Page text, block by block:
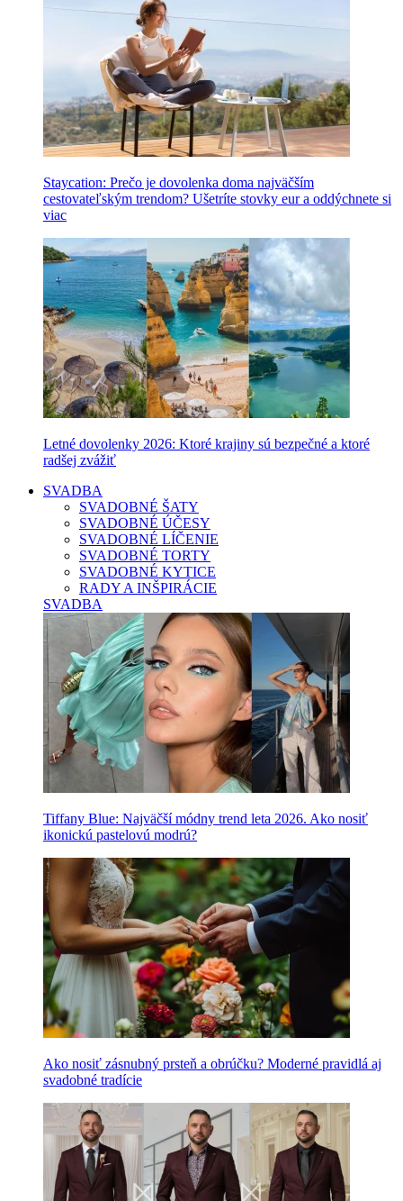
Staycation: Prečo je dovolenka doma najväčším
cestovateľským trendom? Ušetríte stovky eur a oddýchnete si
viac
Letné dovolenky 2026: Ktoré krajiny sú bezpečné a ktoré
radšej zvážiť
SVADBA
SVADOBNÉ ŠATY
SVADOBNÉ ÚČESY
SVADOBNÉ LÍČENIE
SVADOBNÉ TORTY
SVADOBNÉ KYTICE
RADY A INŠPIRÁCIE
SVADBA
Tiffany Blue: Najväčší módny trend leta 2026. Ako nosiť
ikonickú pastelovú modrú?
Ako nosiť zásnubný prsteň a obrúčku? Moderné pravidlá aj
svadobné tradície